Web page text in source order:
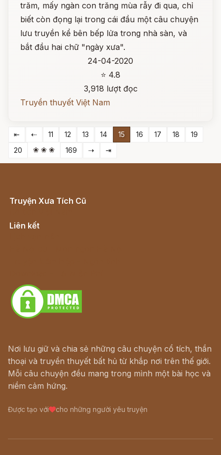
trăm, mấy ngàn con trăng mùa rẫy đi qua, chỉ
biết còn đọng lại trong cái đầu một câu chuyện
lưu truyền kể bên bếp lửa trong nhà sàn, và
bắt đầu hai chữ "ngày xưa".
24-04-2020
⭐ 4.8
3,918 lượt đọc
Truyền thuyết Việt Nam
⇤ ⇠ 11 12 13 14 15 16 17 18
19
20
❀ ❀ ❀ 169 ⇢ ⇥
Truyện Xưa Tích Cũ
Liên kết
Nơi lưu giữ và chia sẻ những câu chuyện cổ tích, thần
thoại và truyền thuyết bất hủ từ khắp nơi trên thế giới.
Mỗi câu chuyện đều mang trong mình một bài học và
niềm cảm hứng.
Được tạo với cho những người yêu truyện